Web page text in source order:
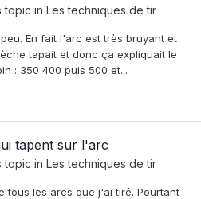
topic in Les techniques de tir
En fait l'arc est très bruyant et
tapait et donc ça expliquait le
: 350 400 puis 500 et...
tapent sur l'arc
topic in Les techniques de tir
tous les arcs que j'ai tiré. Pourtant